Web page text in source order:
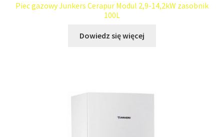
Piec gazowy Junkers Cerapur Modul 2,9-14,2kW zasobnik
100L
Dowiedz się więcej